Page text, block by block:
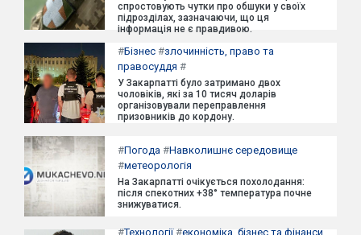
спростовують чутки про обшуки у своїх
підрозділах, зазначаючи, що ця
інформація не є правдивою.
#Бізнес #злочинність, право та
правосуддя #
У Закарпатті було затримано двох
чоловіків, які за 10 тисяч доларів
організовували переправлення
призовників до кордону.
#Погода #Навколишнє середовище
#метеорологія
На Закарпатті очікується похолодання:
після спекотних +38° температура почне
знижуватися.
#Технології#економіка, бізнес та фінанси